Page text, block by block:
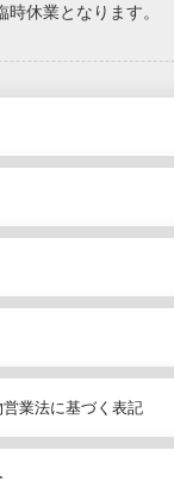
休業となります。
業法に基づく表記